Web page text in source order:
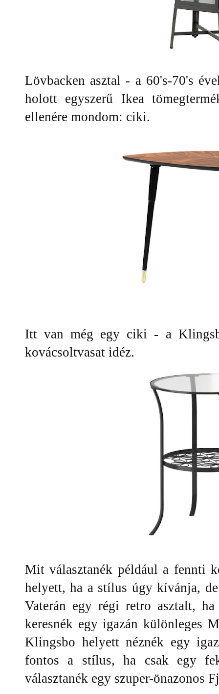
Lövbacken asztal - a 60's-70's
holott egyszerű Ikea
ellenére mondom: ciki.
Itt van még egy ciki - a
kovácsoltvasat idéz.
Mit választanék például a fennti
helyett, ha a stílus úgy kívánja,
Vaterán egy régi retro asztalt,
keresnék egy igazán különleges
Klingsbo helyett néznék egy
fontos a stílus, ha csak egy
választanék egy szuper-önazonos